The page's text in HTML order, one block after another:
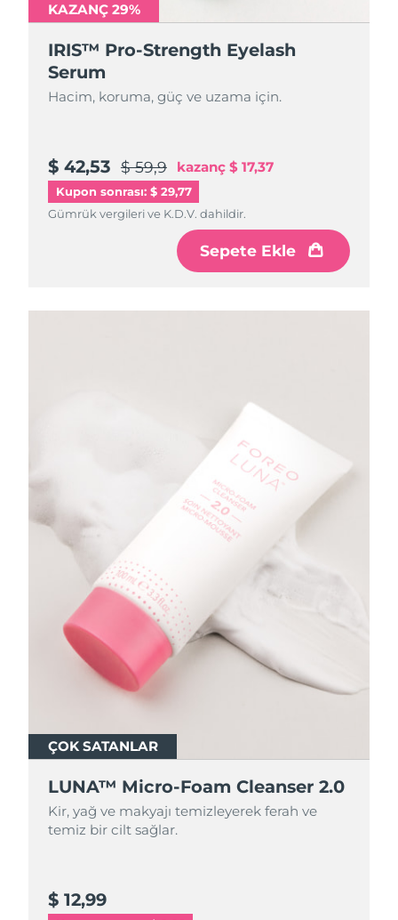
KAZANÇ 29%
IRIS™ Pro-Strength Eyelash
Serum
Hacim, koruma, güç ve uzama için.
$ 42,53 $ 59,9 kazanç $ 17,37
Kupon sonrası: $ 29,77
Gümrük vergileri ve K.D.V. dahildir.
Sepete Ekle
ÇOK SATANLAR
LUNA™ Micro-Foam Cleanser 2.0
Kir, yağ ve makyajı temizleyerek ferah ve
temiz bir cilt sağlar.
$ 12,99
ÇOK SATANLAR
LUNA™ Micro-Foam Cleanser 2.0
Kir, yağ ve makyajı temizleyerek ferah ve
temiz bir cilt sağlar.
$ 44,9